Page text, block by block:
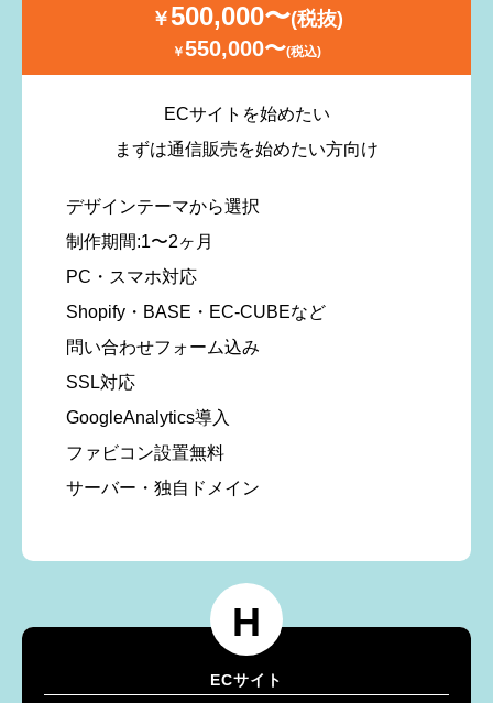
￥500,000〜(税抜)
￥550,000〜(税込)
ECサイトを始めたい
まずは通信販売を始めたい方向け
デザインテーマから選択
制作期間:1〜2ヶ月
PC・スマホ対応
Shopify・BASE・EC-CUBEなど
問い合わせフォーム込み
SSL対応
GoogleAnalytics導入
ファビコン設置無料
サーバー・独自ドメイン
H
ECサイト